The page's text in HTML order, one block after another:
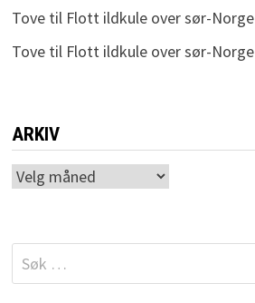
Tovetil Flott ildkule over sør-Norge
Tovetil Flott ildkule over sør-Norge
ARKIV
Arkiv
Søk
etter: